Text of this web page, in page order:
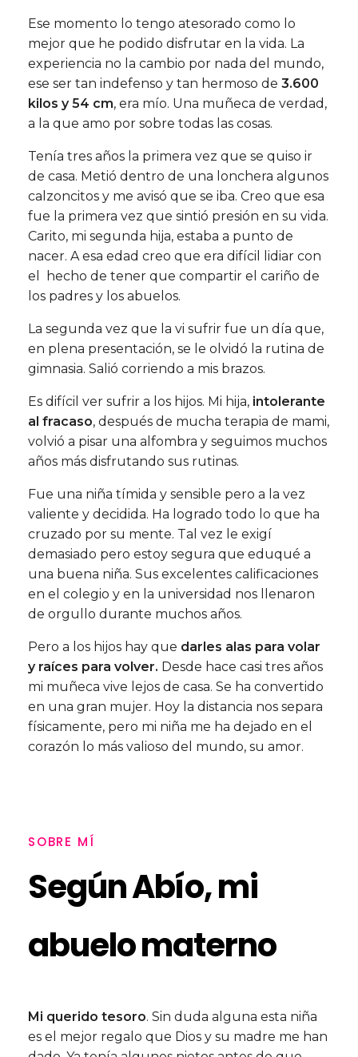
Ese momento lo tengo atesorado como lo
mejor que he podido disfrutar en la vida. La
experiencia no la cambio por nada del mundo,
ese ser tan indefenso y tan hermoso de 3.600
kilos y 54 cm, era mío. Una muñeca de verdad,
a la que amo por sobre todas las cosas.
Tenía tres años la primera vez que se quiso ir
de casa. Metió dentro de una lonchera algunos
calzoncitos y me avisó que se iba. Creo que esa
fue la primera vez que sintió presión en su vida.
Carito, mi segunda hija, estaba a punto de
nacer. A esa edad creo que era difícil lidiar con
el hecho de tener que compartir el cariño de
los padres y los abuelos.
La segunda vez que la vi sufrir fue un día que,
en plena presentación, se le olvidó la rutina de
gimnasia. Salió corriendo a mis brazos.
Es difícil ver sufrir a los hijos. Mi hija, intolerante
al fracaso, después de mucha terapia de mami,
volvió a pisar una alfombra y seguimos muchos
años más disfrutando sus rutinas.
Fue una niña tímida y sensible pero a la vez
valiente y decidida. Ha logrado todo lo que ha
cruzado por su mente. Tal vez le exigí
demasiado pero estoy segura que eduqué a
una buena niña. Sus excelentes calificaciones
en el colegio y en la universidad nos llenaron
de orgullo durante muchos años.
Pero a los hijos hay que darles alas para volar
y raíces para volver. Desde hace casi tres años
mi muñeca vive lejos de casa. Se ha convertido
en una gran mujer. Hoy la distancia nos separa
físicamente, pero mi niña me ha dejado en el
corazón lo más valioso del mundo, su amor.
SOBRE MÍ
Según Abío, mi
abuelo materno
Mi querido tesoro. Sin duda alguna esta niña
es el mejor regalo que Dios y su madre me han